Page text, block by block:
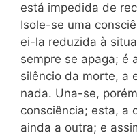
está impedida de
Isole-se uma
ei-la reduzida à
sempre se apaga; é
silêncio da morte, a
nada. Una-se,
consciência; esta, a
ainda a outra; e